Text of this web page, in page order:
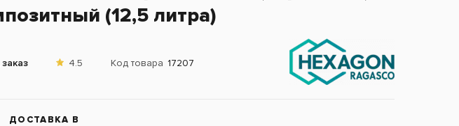
(12,5 литра)
4.5 Код товара 17207
ДОСТАВКА В